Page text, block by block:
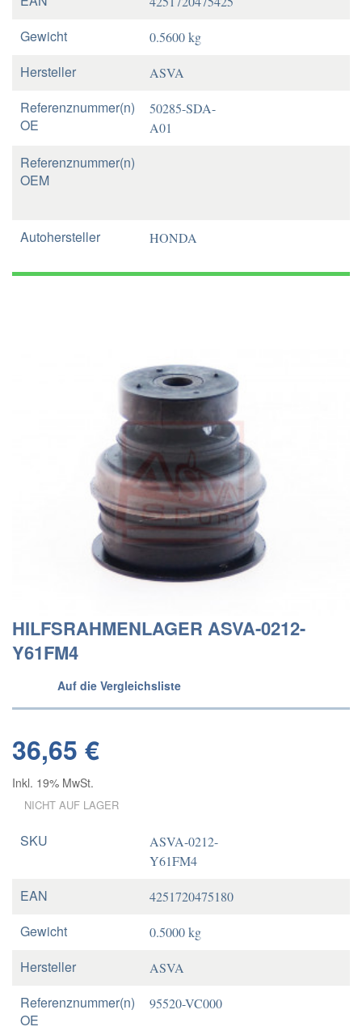
Gewicht 0.5600 kg
Hersteller ASVA
Referenznummer(n)
OE
50285-SDA-
A01
Referenznummer(n)
OEM
Autohersteller HONDA
HILFSRAHMENLAGER ASVA-0212-
Y61FM4
Auf die Vergleichsliste
36,65 €
Inkl. 19% MwSt.
NICHT AUF LAGER
SKU
ASVA-0212-
Y61FM4
EAN 4251720475180
Gewicht 0.5000 kg
Hersteller ASVA
Referenznummer(n)
OE
95520-VC000